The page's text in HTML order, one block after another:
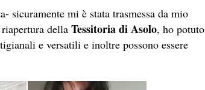
sicuramente mi è stata trasmessa da mio
della Tessitoria di Asolo, ho potuto
e versatili e inoltre possono essere